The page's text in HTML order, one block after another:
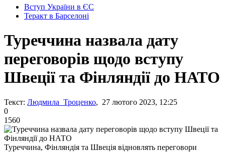
Вступ України в ЄС
Теракт в Барселоні
Туреччина назвала дату
переговорів щодо вступу
Швеції та Фінляндії до НАТО
Текст: Людмила Троценко, 27 лютого 2023, 12:25
0
1560
Туреччина, Фінляндія та Швеція відновлять переговори